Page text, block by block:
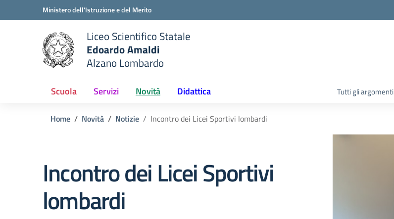
Vai ai contenuti
Vai al menu di navigazioneMinistero dell'Istruzione e del Merito
scuola
Liceo Scientifico Statale
Edoardo Amaldi
Alzano Lombardo
Scuola Servizi Novità Didattica Tutti gli argomenti
Home Novità Notizie Incontro dei Licei Sportivi lombardi
Incontro dei Licei Sportivi
lombardi